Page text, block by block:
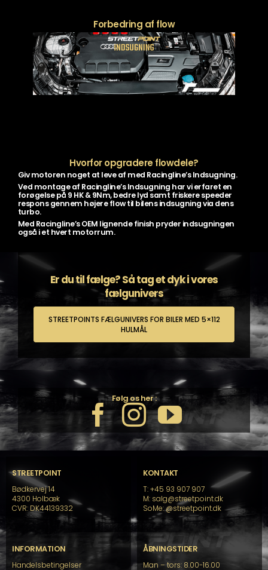
Forbedring af flow
Hvorfor opgradere flowdele?
Giv motoren noget at leve af med Racingline’s Indsugning.
Ved montage af Racingline’s Indsugning har vi erfaret en
forøgelse på 9 HK & 9Nm, bedre lyd samt friskere speeder
respons gennem højere flow til bilens indsugning via dens
turbo.
Med Racingline’s OEM lignende finish pryder indsugningen
også i et hvert motorrum.
Er du til fælge? Så tag et dyk i vores
fælgunivers
STREETPOINTS FÆLGUNIVERS FOR BILER MED 5×112
HULMÅL
Følg os her :
STREETPOINT
Bødkervej 14
4300 Holbæk
CVR: DK44139332
KONTAKT
T: +45 93 907 907
M: salg@streetpoint.dk
SoMe:@streetpoint.dk
INFORMATION
Handelsbetingelser
ÅBNINGSTIDER
Man – tors: 8.00-16.00